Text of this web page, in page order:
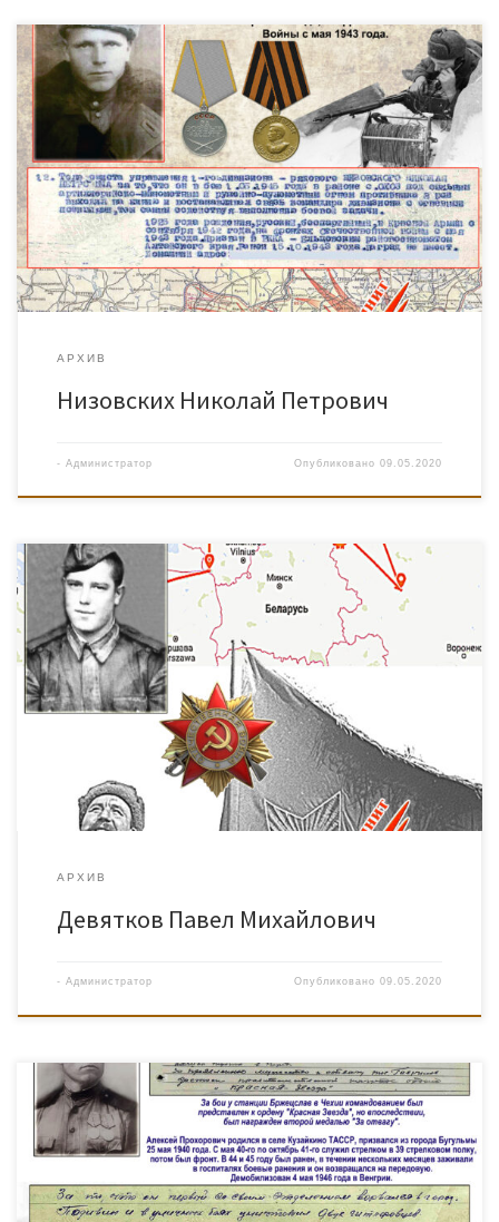
АРХИВ
Низовских Николай Петрович
- Администратор Опубликовано09.05.2020
АРХИВ
Девятков Павел Михайлович
- Администратор Опубликовано09.05.2020